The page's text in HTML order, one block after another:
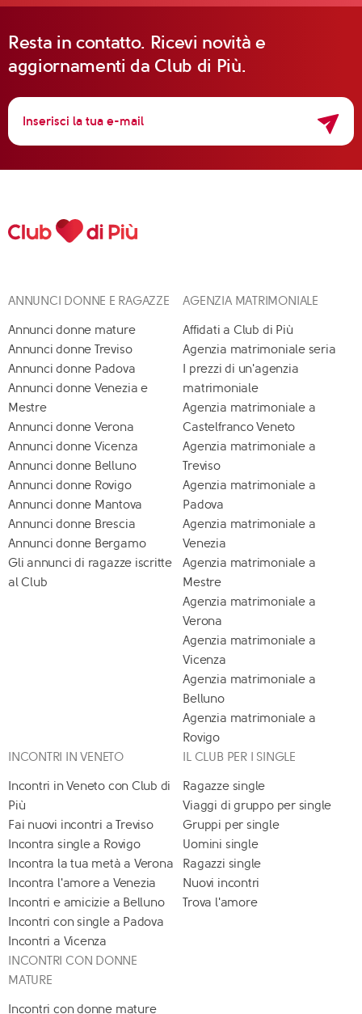
Resta in contatto. Ricevi novità e
aggiornamenti da Club di Più.
ANNUNCI DONNE E RAGAZZE
Annunci donne mature
Annunci donne Treviso
Annunci donne Padova
Annunci donne Venezia e
Mestre
Annunci donne Verona
Annunci donne Vicenza
Annunci donne Belluno
Annunci donne Rovigo
Annunci donne Mantova
Annunci donne Brescia
Annunci donne Bergamo
Gli annunci di ragazze iscritte
al Club
AGENZIA MATRIMONIALE
Affidati a Club di Più
Agenzia matrimoniale seria
I prezzi di un'agenzia
matrimoniale
Agenzia matrimoniale a
Castelfranco Veneto
Agenzia matrimoniale a
Treviso
Agenzia matrimoniale a
Padova
Agenzia matrimoniale a
Venezia
Agenzia matrimoniale a
Mestre
Agenzia matrimoniale a
Verona
Agenzia matrimoniale a
Vicenza
Agenzia matrimoniale a
Belluno
Agenzia matrimoniale a
Rovigo
INCONTRI IN VENETO
Incontri in Veneto con Club di
Più
Fai nuovi incontri a Treviso
Incontra single a Rovigo
Incontra la tua metà a Verona
Incontra l'amore a Venezia
Incontri e amicizie a Belluno
Incontri con single a Padova
Incontri a Vicenza
IL CLUB PER I SINGLE
Ragazze single
Viaggi di gruppo per single
Gruppi per single
Uomini single
Ragazzi single
Nuovi incontri
Trova l'amore
INCONTRI CON DONNE
MATURE
Incontri con donne mature